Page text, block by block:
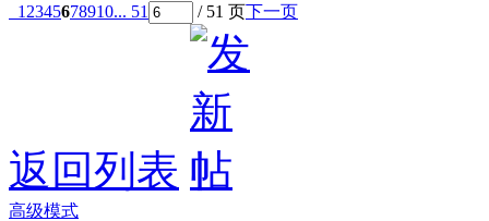
1 2345678910... 51 / 51 页下一页
返回列表
高级模式